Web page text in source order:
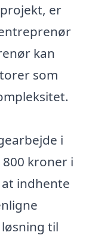
er
kan
som
i
kroner i
indhente
til